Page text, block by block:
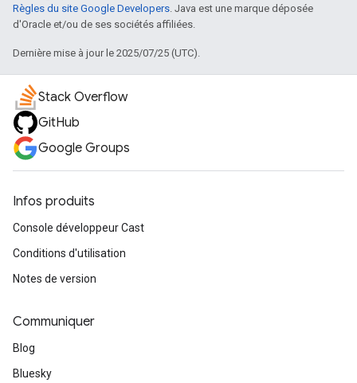
Règles du site Google Developers. Java est une marque déposée
d'Oracle et/ou de ses sociétés affiliées.
Dernière mise à jour le 2025/07/25 (UTC).
Stack Overflow
GitHub
Google Groups
Infos produits
Console développeur Cast
Conditions d'utilisation
Notes de version
Communiquer
Blog
Bluesky